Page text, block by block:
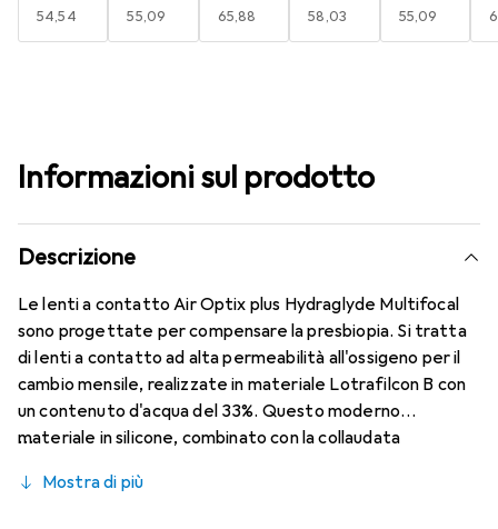
EUR
54,54 EUR
55,09 EUR
65,88 EUR
58,03 EUR
55,09
Informazioni sul prodotto
Descrizione
Le lenti a contatto Air Optix plus Hydraglyde Multifocal
sono progettate per compensare la presbiopia. Si tratta
di lenti a contatto ad alta permeabilità all'ossigeno per il
cambio mensile, realizzate in materiale Lotrafilcon B con
un contenuto d'acqua del 33%. Questo moderno
materiale in silicone, combinato con la collaudata
SmartShield, garantisce un'ottimale lubrificazione della
Mostra di più